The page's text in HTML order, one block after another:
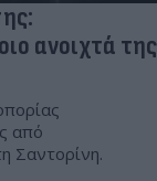
ανοιχτά της
από
Σαντορίνη.